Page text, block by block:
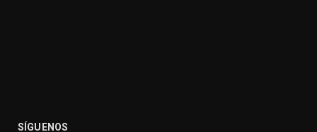
SÍGUENOS